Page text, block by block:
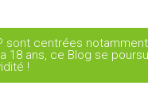
sont centrées
ans, ce Blog se
!